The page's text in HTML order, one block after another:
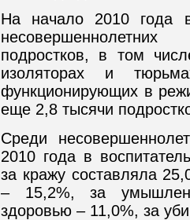
На начало 2010 года
подростков, в том
изоляторах и
функционирующих в
еще 2,8 тысячи
Среди
2010 года в
за кражу составляла
– 15,2%, за
здоровью – 11,0%, за